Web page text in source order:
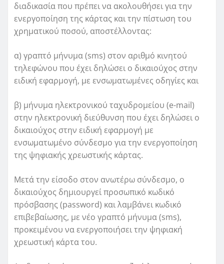
διαδικασία που πρέπει να ακολουθήσει για την
ενεργοποίηση της κάρτας και την πίστωση του
χρηματικού ποσού, αποστέλλοντας:
α) γραπτό μήνυμα (sms) στον αριθμό κινητού
τηλεφώνου που έχει δηλώσει ο δικαιούχος στην
ειδική εφαρμογή, με ενσωματωμένες οδηγίες και
β) μήνυμα ηλεκτρονικού ταχυδρομείου (e-mail)
στην ηλεκτρονική διεύθυνση που έχει δηλώσει ο
δικαιούχος στην ειδική εφαρμογή με
ενσωματωμένο σύνδεσμο για την ενεργοποίηση
της ψηφιακής χρεωστικής κάρτας.
Μετά την είσοδο στον ανωτέρω σύνδεσμο, ο
δικαιούχος δημιουργεί προσωπικό κωδικό
πρόσβασης (password) και λαμβάνει κωδικό
επιβεβαίωσης, με νέο γραπτό μήνυμα (sms),
προκειμένου να ενεργοποιήσει την ψηφιακή
χρεωστική κάρτα του.